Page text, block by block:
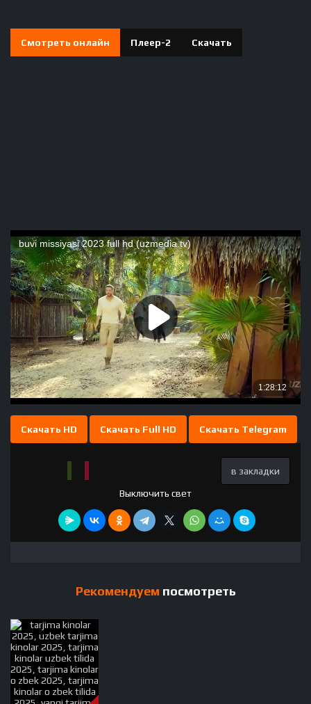
Смотреть онлайн Плеер-2 Скачать
Скачать HD Скачать Full HD Скачать Telegram
в закладки
Выключить свет
Рекомендуем посмотреть